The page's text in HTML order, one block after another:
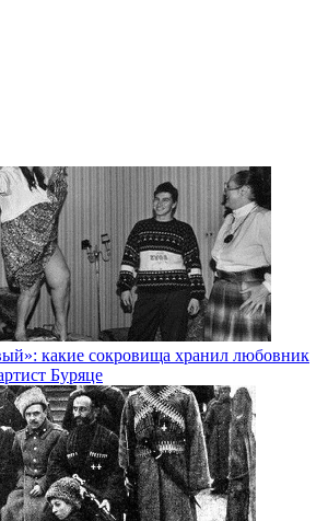
какие сокровища хранил любовник
Буряце